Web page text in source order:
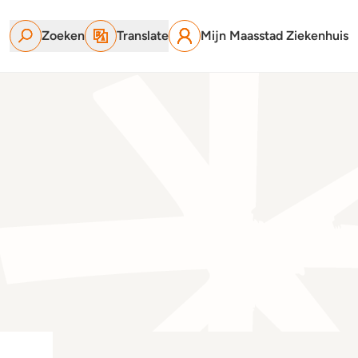
Zoeken Translate Mijn Maasstad Ziekenhuis